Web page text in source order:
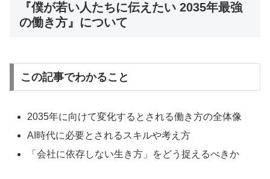
『僕が若い人たちに伝えたい 2035年最強
の働き方』について
この記事でわかること
2035年に向けて変化するとされる働き方の全体像
AI時代に必要とされるスキルや考え方
「会社に依存しない生き方」をどう捉えるべきか